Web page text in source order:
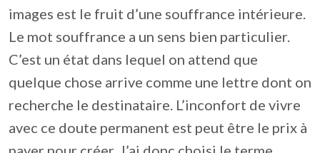
images est le fruit d’une souffrance intérieure.
Le mot souffrance a un sens bien particulier.
C’est un état dans lequel on attend que
quelque chose arrive comme une lettre dont on
recherche le destinataire. L’inconfort de vivre
avec ce doute permanent est peut être le prix à